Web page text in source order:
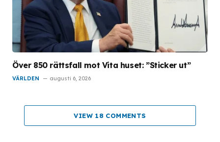
Över 850 rättsfall mot Vita huset: ”Sticker ut”
VÄRLDEN augusti 6, 2026
VIEW 18 COMMENTS